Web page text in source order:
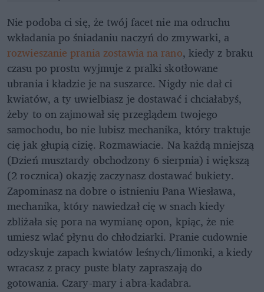
Nie podoba ci się, że twój facet nie ma odruchu
wkładania po śniadaniu naczyń do zmywarki, a
rozwieszanie prania zostawia na rano, kiedy z braku
czasu po prostu wyjmuje z pralki skotłowane
ubrania i kładzie je na suszarce. Nigdy nie dał ci
kwiatów, a ty uwielbiasz je dostawać i chciałabyś,
żeby to on zajmował się przeglądem twojego
samochodu, bo nie lubisz mechanika, który traktuje
cię jak głupią cizię. Rozmawiacie. Na każdą mniejszą
(Dzień musztardy obchodzony 6 sierpnia) i większą
(2 rocznica) okazję zaczynasz dostawać bukiety.
Zapominasz na dobre o istnieniu Pana Wiesława,
mechanika, który nawiedzał cię w snach kiedy
zbliżała się pora na wymianę opon, kpiąc, że nie
umiesz wlać płynu do chłodziarki. Pranie cudownie
odzyskuje zapach kwiatów leśnych/limonki, a kiedy
wracasz z pracy puste blaty zapraszają do
gotowania. Czary-mary i abra-kadabra.